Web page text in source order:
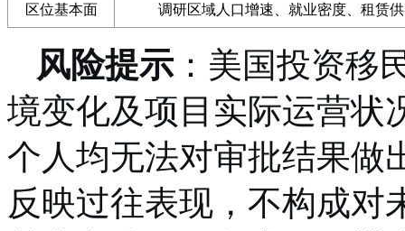
区位基本面 调研区域人口增速、就业密度、租赁
风险提示：美国投资移
境变化及项目实际运营状
个人均无法对审批结果做
反映过往表现，不构成对